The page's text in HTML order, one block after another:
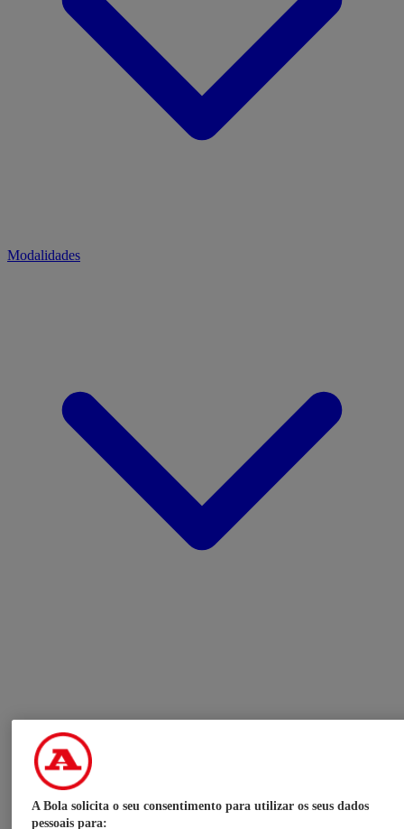
Modalidades
A Bola solicita o seu consentimento para utilizar os seus dados
pessoais para: